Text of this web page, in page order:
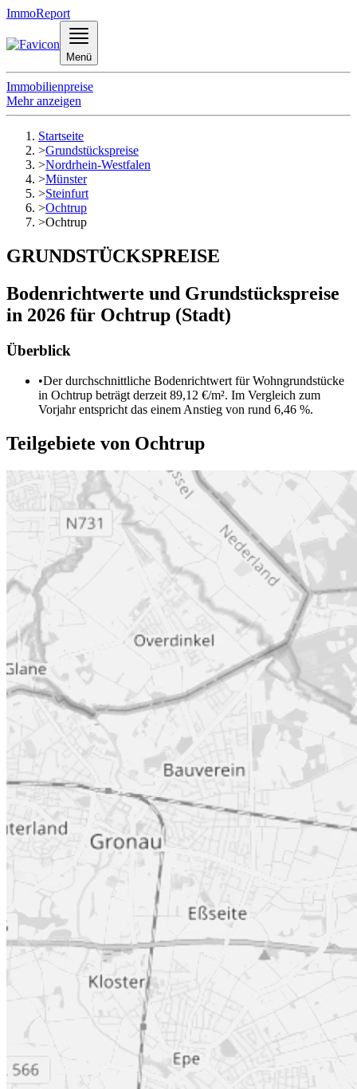
ImmoReport
Menü
Immobilienpreise
Mehr anzeigen
Startseite
>Grundstückspreise
>Nordrhein-Westfalen
>Münster
>Steinfurt
>Ochtrup
>Ochtrup
GRUNDSTÜCKSPREISE
Bodenrichtwerte und Grundstückspreise
in 2026 für Ochtrup (Stadt)
Überblick
•Der durchschnittliche Bodenrichtwert für Wohngrundstücke
in Ochtrup beträgt derzeit 89,12 €/m². Im Vergleich zum
Vorjahr entspricht das einem Anstieg von rund 6,46 %.
Teilgebiete von Ochtrup